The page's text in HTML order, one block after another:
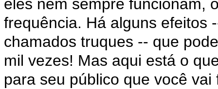
eles nem sempre funcionam,
frequência. Há alguns efeitos
chamados truques -- que
mil vezes! Mas aqui está o
para seu público que você